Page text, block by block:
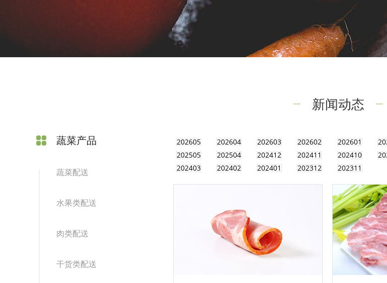
新闻动态
蔬菜产品
蔬菜配送
水果类配送
肉类配送
干货类配送
202605 202604 202603 202602 202601
202505
202504 202412 202411 202410
202403
202402 202401 202312 202311